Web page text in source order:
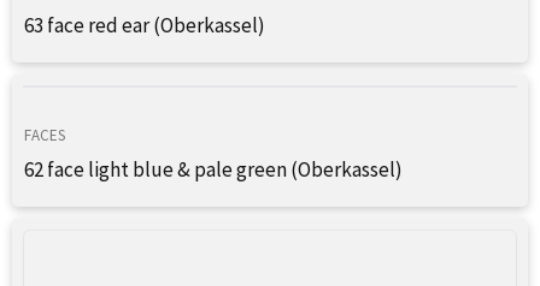
63 face red ear (Oberkassel)
FACES
62 face light blue & pale green (Oberkassel)